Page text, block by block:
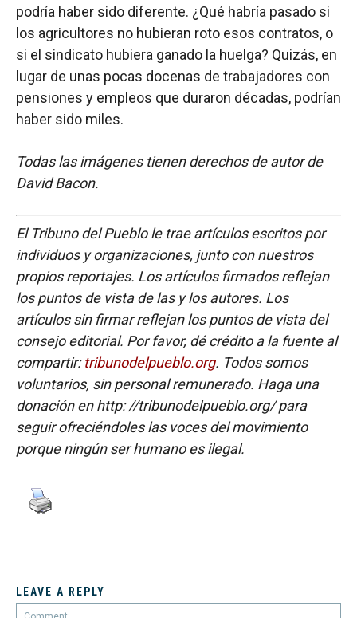
podría haber sido diferente. ¿Qué habría pasado si
los agricultores no hubieran roto esos contratos, o
si el sindicato hubiera ganado la huelga? Quizás, en
lugar de unas pocas docenas de trabajadores con
pensiones y empleos que duraron décadas, podrían
haber sido miles.
Todas las imágenes tienen derechos de autor de
David Bacon.
El Tribuno del Pueblo le trae artículos escritos por
individuos y organizaciones, junto con nuestros
propios reportajes. Los artículos firmados reflejan
los puntos de vista de las y los autores. Los
artículos sin firmar reflejan los puntos de vista del
consejo editorial. Por favor, dé crédito a la fuente al
compartir:tribunodelpueblo.org. Todos somos
voluntarios, sin personal remunerado. Haga una
donación en http: //tribunodelpueblo.org/ para
seguir ofreciéndoles las voces del movimiento
porque ningún ser humano es ilegal.
LEAVE A REPLY